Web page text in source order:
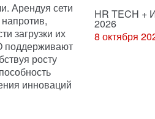
Арендуя сети
загрузки их
поддерживают
росту
инноваций
HR TECH
2026
8 октября